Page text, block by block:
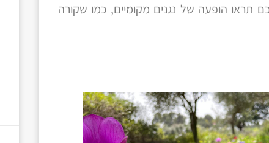
הופעה של נגנים מקומיים, כמו שקורה